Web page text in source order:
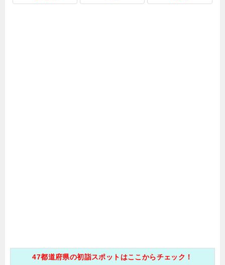
47都道府県の初詣スポットはここからチェック！